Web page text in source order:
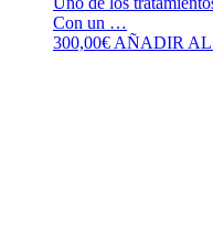
Con un …
300,00€AÑADIR AL